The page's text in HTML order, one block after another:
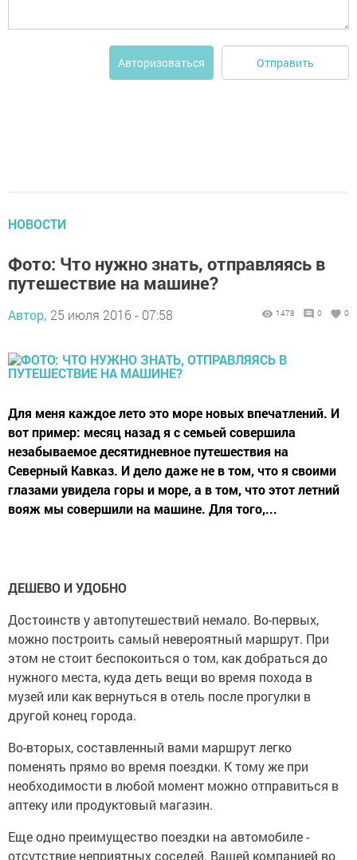
Авторизоваться Отправить
НОВОСТИ
Фото: Что нужно знать, отправляясь в
путешествие на машине?
Автор, 25 июля 2016 - 07:58 1478 0 0
Для меня каждое лето это море новых впечатлений. И
вот пример: месяц назад я с семьей совершила
незабываемое десятидневное путешествия на
Северный Кавказ. И дело даже не в том, что я своими
глазами увидела горы и море, а в том, что этот летний
вояж мы совершили на машине. Для того,...
ДЕШЕВО И УДОБНО
Достоинств у автопутешествий немало. Во-первых,
можно построить самый невероятный маршрут. При
этом не стоит беспокоиться о том, как добраться до
нужного места, куда деть вещи во время похода в
музей или как вернуться в отель после прогулки в
другой конец города.
Во-вторых, составленный вами маршрут легко
поменять прямо во время поездки. К тому же при
необходимости в любой момент можно отправиться в
аптеку или продуктовый магазин.
Еще одно преимущество поездки на автомобиле -
отсутствие неприятных соседей. Вашей компанией во